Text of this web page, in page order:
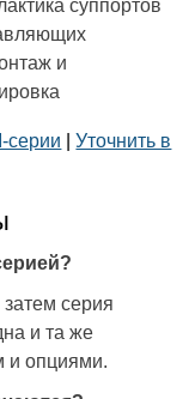
суппортов
и
серии |Уточнить в
серия
и та же
и опциями.